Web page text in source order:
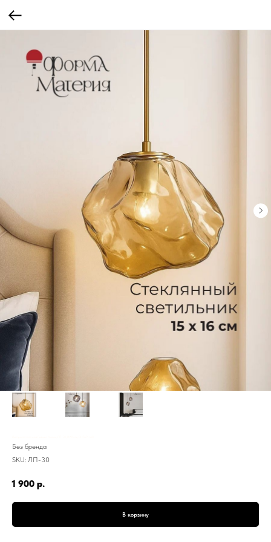
Без бренда
SKU: ЛП-30
1 900 р.
В корзину